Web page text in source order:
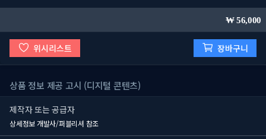
56,000
위시리스트 장바구니
상품 정보 제공 고시 (디지털 콘텐츠)
제작자 또는 공급자
상세정보 개발사/퍼블리셔 참조